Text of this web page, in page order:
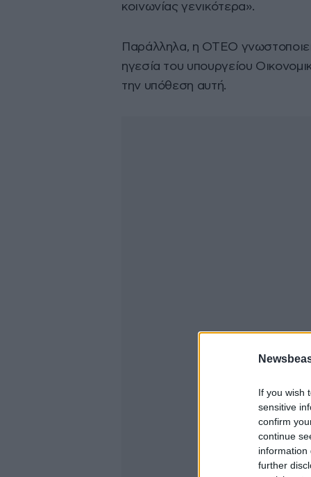
If you wish
sensitive
confirm
continue
information
further
κοινωνίας γενικότερα».
Παράλληλα, η ΟΤΕΟ
ηγεσία του υπουργείου
την υπόθεση αυτή.